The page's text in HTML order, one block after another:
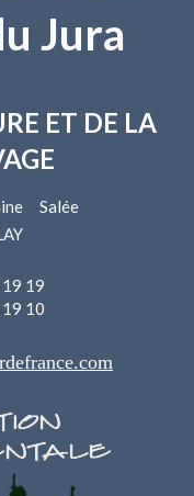
Jura
ET DE LA
Salée
19
10